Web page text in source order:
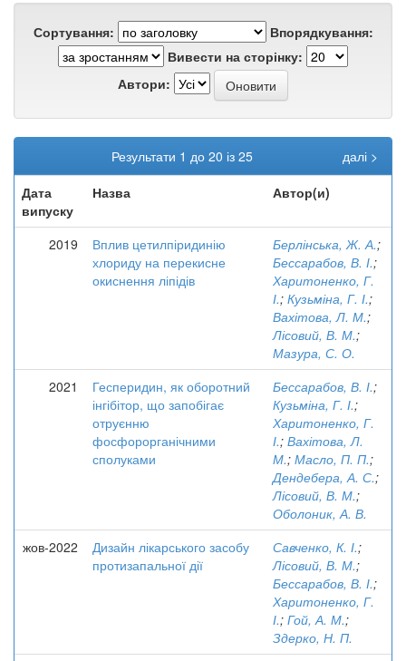
Сортування:
Впорядкування:
Вивести на сторінку:
Автори:
Результати 1 до 20 із 25
далі >
Дата
випуску
Назва Автор(и)
2019
Вплив цетилпіридинію
хлориду на перекисне
окиснення ліпідів
Берлінська, Ж. А.;
Бессарабов, В. І.;
Харитоненко, Г.
І.; Кузьміна, Г. І.;
Вахітова, Л. М.;
Лісовий, В. М.;
Мазура, С. О.
2021
Гесперидин, як оборотний
інгібітор, що запобігає
отруєнню
фосфорорганічними
сполуками
Бессарабов, В. І.;
Кузьміна, Г. І.;
Харитоненко, Г.
І.; Вахітова, Л.
М.; Масло, П. П.;
Дендебера, А. С.;
Лісовий, В. М.;
Оболоник, А. В.
жов-2022
Дизайн лікарського засобу
протизапальної дії
Савченко, К. І.;
Лісовий, В. М.;
Бессарабов, В. І.;
Харитоненко, Г.
І.; Гой, А. М.;
Здерко, Н. П.